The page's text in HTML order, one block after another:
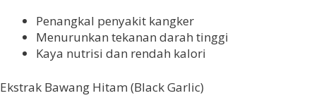
Penangkal penyakit kangker
Menurunkan tekanan darah tinggi
Kaya nutrisi dan rendah kalori
Ekstrak Bawang Hitam (Black Garlic)